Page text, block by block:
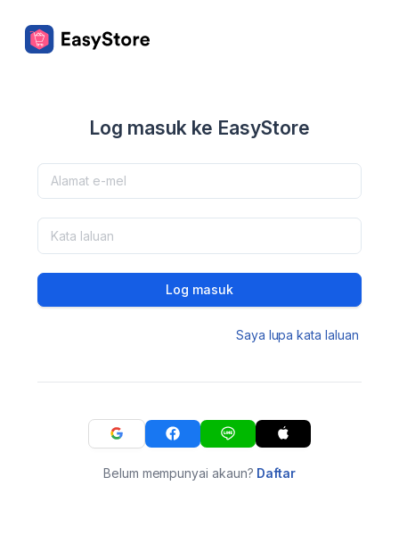
Log masuk ke EasyStore
Log masuk
Saya lupa kata laluan
Belum mempunyai akaun? Daftar